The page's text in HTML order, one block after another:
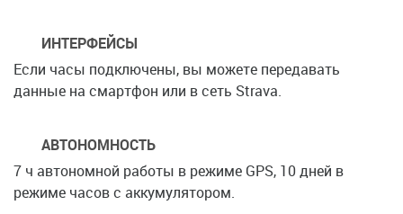
ИНТЕРФЕЙСЫ
Если часы подключены, вы можете передавать
данные на смартфон или в сеть Strava.
АВТОНОМНОСТЬ
7 ч автономной работы в режиме GPS, 10 дней в
режиме часов с аккумулятором.